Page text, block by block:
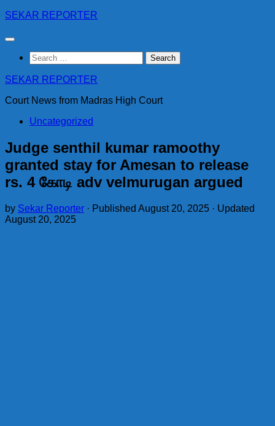
Skip
content
SEKAR REPORTER
Search
for:
SEKAR REPORTER
Court News from Madras High Court
Uncategorized
Judge senthil kumar ramoothy
granted stay for Amesan to release
rs. 4 கோடி adv velmurugan argued
by Sekar Reporter · Published August 20, 2025 · Updated
August 20, 2025